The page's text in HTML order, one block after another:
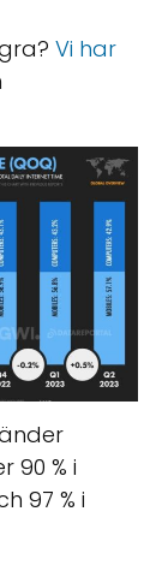
Vi har
90 % i
97 % i